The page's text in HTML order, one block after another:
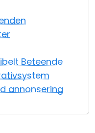
Beteende
annonsering